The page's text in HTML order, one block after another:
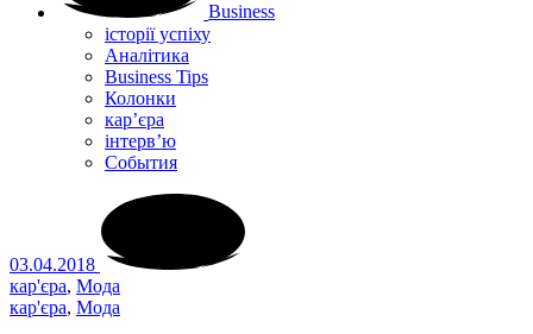
Business
історії успіху
Аналітика
Business Tips
Колонки
кар’єра
інтерв’ю
Cобытия
03.04.2018
кар'єра, Мода
кар'єра, Мода